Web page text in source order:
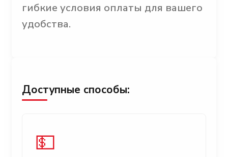
гибкие условия оплаты для вашего
удобства.
Доступные способы:
💵